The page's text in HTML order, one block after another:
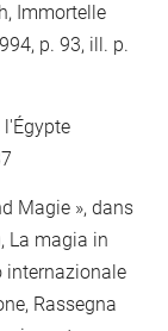
Immortelle
p. 93, ill. p.
Magie », dans
La magia in
internazionale
Rassegna